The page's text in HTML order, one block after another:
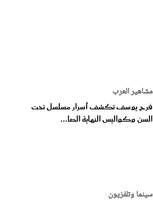
مشاهير العرب
فرح يوسف تكشف أسرار مسلسل تحت
السن وكواليس النهاية الصا...
سينما وتلفزيون